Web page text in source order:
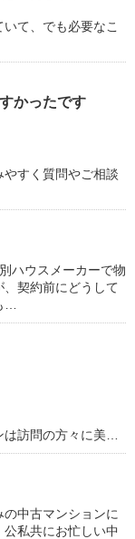
て、でも必要なこ
かったです
すく質問やご相談
ハウスメーカーで物
契約前にどうして
…
訪問の方々に美…
中古マンションに
私共にお忙しい中